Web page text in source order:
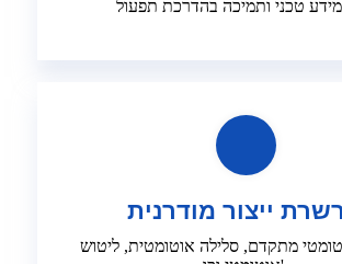
ייצור מודרנית
מתקדם, סלילה אוטומטית, ליטוש